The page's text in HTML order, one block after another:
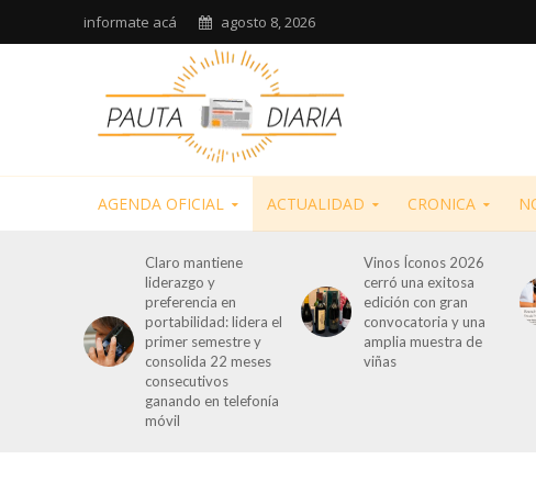
informate acá agosto 8, 2026
AGENDA OFICIAL ACTUALIDAD CRONICA
Claro mantiene
liderazgo y
preferencia en
portabilidad: lidera el
primer semestre y
consolida 22 meses
consecutivos
ganando en telefonía
móvil
Vinos Íconos 2026
cerró una exitosa
edición con gran
convocatoria y una
amplia muestra de
viñas